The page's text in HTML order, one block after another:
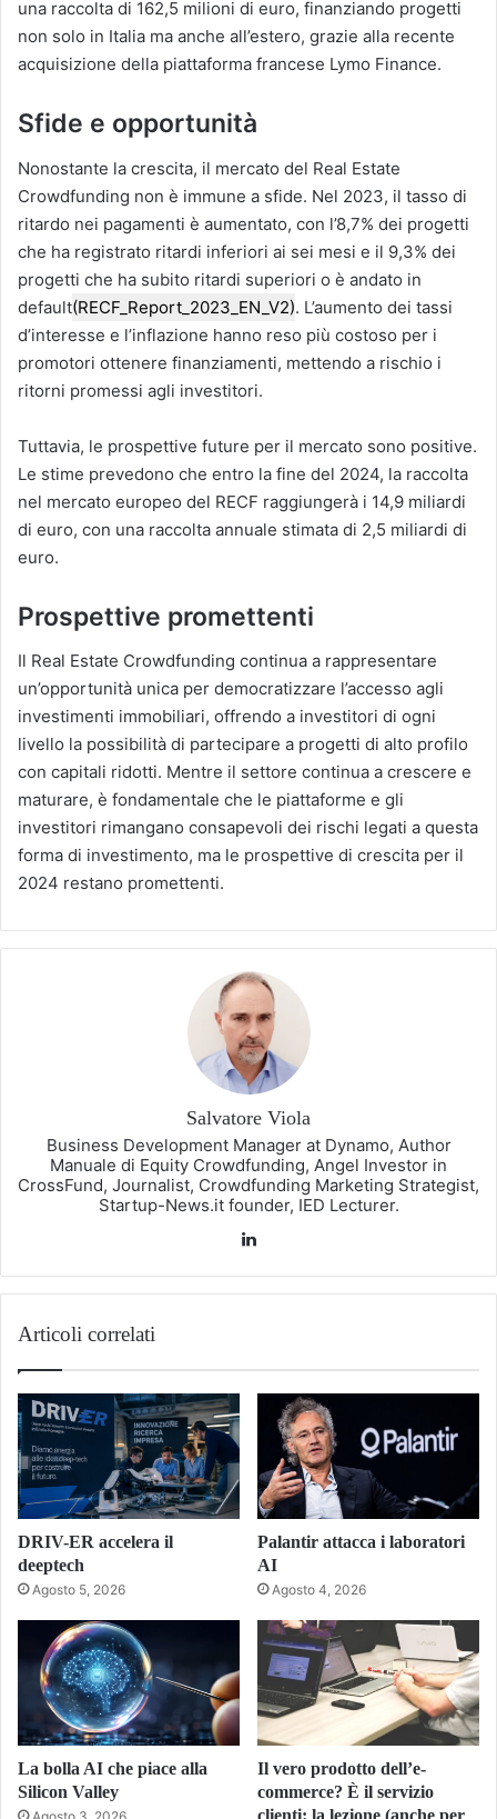
una raccolta di 162,5 milioni di euro, finanziando progetti
non solo in Italia ma anche all’estero, grazie alla recente
acquisizione della piattaforma francese Lymo Finance​.
Sfide e opportunità
Nonostante la crescita, il mercato del Real Estate
Crowdfunding non è immune a sfide. Nel 2023, il tasso di
ritardo nei pagamenti è aumentato, con l’8,7% dei progetti
che ha registrato ritardi inferiori ai sei mesi e il 9,3% dei
progetti che ha subito ritardi superiori o è andato in
default​(RECF_Report_2023_EN_V2). L’aumento dei tassi
d’interesse e l’inflazione hanno reso più costoso per i
promotori ottenere finanziamenti, mettendo a rischio i
ritorni promessi agli investitori.
Tuttavia, le prospettive future per il mercato sono positive.
Le stime prevedono che entro la fine del 2024, la raccolta
nel mercato europeo del RECF raggiungerà i 14,9 miliardi
di euro, con una raccolta annuale stimata di 2,5 miliardi di
euro​.
Prospettive promettenti
Il Real Estate Crowdfunding continua a rappresentare
un’opportunità unica per democratizzare l’accesso agli
investimenti immobiliari, offrendo a investitori di ogni
livello la possibilità di partecipare a progetti di alto profilo
con capitali ridotti. Mentre il settore continua a crescere e
maturare, è fondamentale che le piattaforme e gli
investitori rimangano consapevoli dei rischi legati a questa
forma di investimento, ma le prospettive di crescita per il
2024 restano promettenti.
Salvatore Viola
Business Development Manager at Dynamo, Author
Manuale di Equity Crowdfunding, Angel Investor in
CrossFund, Journalist, Crowdfunding Marketing Strategist,
Startup-News.it founder, IED Lecturer.
Articoli correlati
DRIV-ER accelera il
deeptech
Agosto 5, 2026
Palantir attacca i laboratori
AI
Agosto 4, 2026
La bolla AI che piace alla
Silicon Valley
Il vero prodotto dell’e-
commerce? È il servizio
clienti: la lezione (anche per